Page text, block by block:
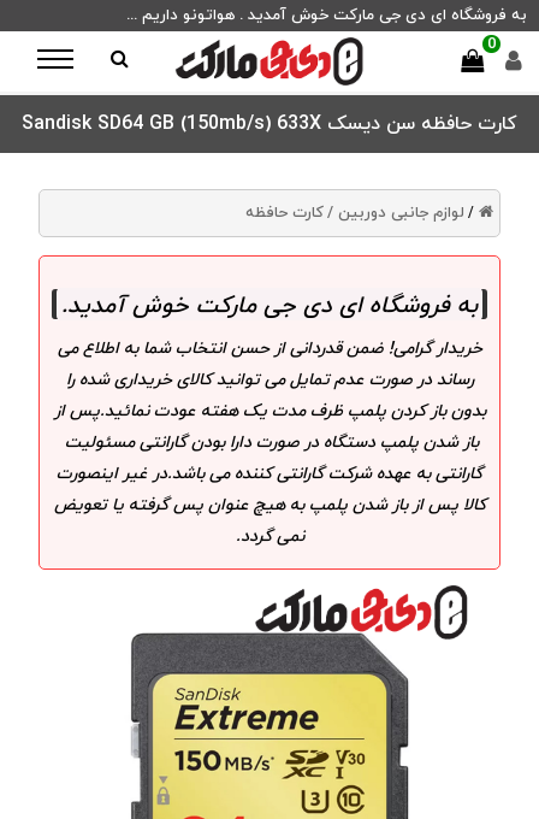
به فروشگاه ای دی جی مارکت خوش آمدید . هواتونو داریم ...
0
کارت حافظه سن دیسک Sandisk SD64 GB (150mb/s) 633X
/ لوازم جانبی دوربین /کارت حافظه
به فروشگاه ای دی جی مارکت خوش آمدید.
خریدار گرامی! ضمن قدردانی از حسن انتخاب شما به اطلاع می
رساند در صورت عدم تمایل می توانید کالای خریداری شده را
بدون باز کردن پلمپ ظرف مدت یک هفته عودت نمائید.پس از
باز شدن پلمپ دستگاه در صورت دارا بودن گارانتی مسئولیت
گارانتی به عهده شرکت گارانتی کننده می باشد.در غیر اینصورت
کالا پس از باز شدن پلمپ به هیچ عنوان پس گرفته یا تعویض
نمی گردد.